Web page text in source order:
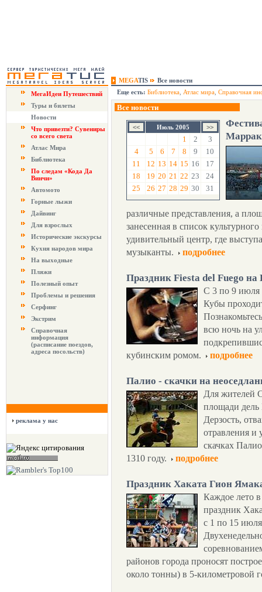
MEGATIS
Все новости
МегаИдеи Путешествий
Туры и билеты
Новости
Что привезти? Сувениры
со всего света
Атлас Мира
Библиотека
По следам «Кода Да
Винчи»
Автомото
Горные лыжи
Дайвинг
Для взрослых
Исторические экскурсы
Кухня народов мира
На выходные
Пляжи
Полезный опыт
Проблемы и решения
Серфинг
Экстрим
Справочная
информация
(расписание поездов,
адреса посольств)
реклама у нас
Еще есть: Библиотека Атлас мира Справочная
Все новости
Июль 2005
1 2
3
4
5 6 7 8 9
10
11
12 13 14 15 16
17
18
19 20 21 22 23
24
25
26 27 28 29 30 31
различные представления, а
занесенная в список
удивительный центр, где
музыканты.
подробнее
Праздник Fiesta del Fuego на
С 3 по 9 июля
Кубы
всю ночь на
кубинским ромом.
подробнее
Палио - скачки на
Для жителей
площади дель
Дерзость,
отравления и
скачках
1310 году.
подробнее
Праздник Хаката Гион
Каждое лето
праздник
с 1 по 15
районов города проносят
около тонны) в 5-километровой